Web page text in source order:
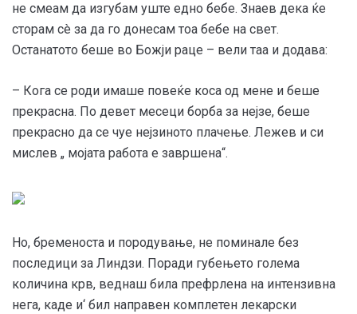
не смеам да изгубам уште едно бебе. Знаев дека ќе
сторам сè за да го донесам тоа бебе на свет.
Останатото беше во Божји раце – вели таа и додава:
– Кога се роди имаше повеќе коса од мене и беше
прекрасна. По девет месеци борба за нејзе, беше
прекрасно да се чуе нејзиното плачење. Лежев и си
мислев „ мојата работа е завршена“.
Но, бременоста и породување, не поминале без
последици за Линдзи. Поради губењето голема
количина крв, веднаш била префрлена на интензивна
нега, каде и‘ бил направен комплетен лекарски